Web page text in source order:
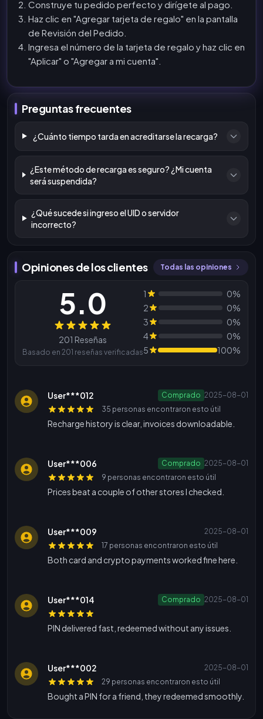
Construye tu pedido perfecto y dirígete al pago.
Haz clic en "Agregar tarjeta de regalo" en la pantalla
de Revisión del Pedido.
Ingresa el número de la tarjeta de regalo y haz clic en
"Aplicar" o "Agregar a mi cuenta".
Preguntas frecuentes
¿Cuánto tiempo tarda en acreditarse la recarga?
¿Este método de recarga es seguro? ¿Mi cuenta
será suspendida?
¿Qué sucede si ingreso el UID o servidor
incorrecto?
Opiniones de los clientes Todas las opiniones
Reseñas
5.0
201 Reseñas
Basado en 201 reseñas verificadas
1
0%
2
0%
3
0%
4
0%
5
100%
User***012 Comprado 2025-08-01
35 personas encontraron esto útil
Recharge history is clear, invoices downloadable.
User***006 Comprado 2025-08-01
9 personas encontraron esto útil
Prices beat a couple of other stores I checked.
User***009
2025-08-01
17 personas encontraron esto útil
Both card and crypto payments worked fine here.
User***014 Comprado 2025-08-01
PIN delivered fast, redeemed without any issues.
User***002
2025-08-01
29 personas encontraron esto útil
Bought a PIN for a friend, they redeemed smoothly.